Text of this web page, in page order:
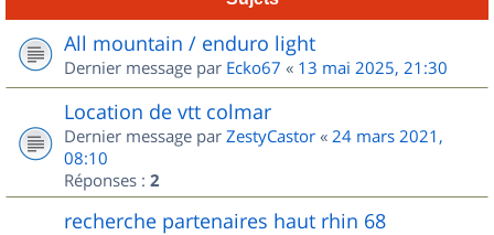
All mountain / enduro light
Dernier message par Ecko67 « 13 mai 2025, 21:30
Location de vtt colmar
Dernier message par ZestyCastor « 24 mars 2021,
08:10
Réponses : 2
recherche partenaires haut rhin 68